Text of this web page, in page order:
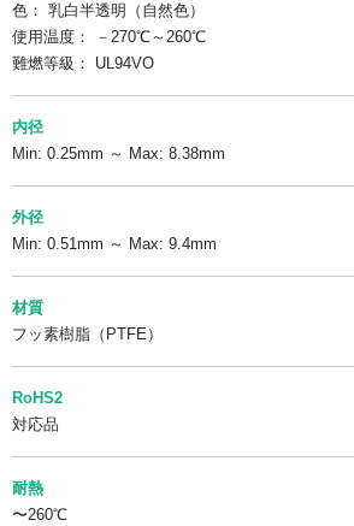
色： 乳白半透明（自然色）
使用温度： －270℃～260℃
難燃等級： UL94VO
内径
Min: 0.25mm ～ Max: 8.38mm
外径
Min: 0.51mm ～ Max: 9.4mm
材質
フッ素樹脂（PTFE）
RoHS2
対応品
耐熱
〜260℃